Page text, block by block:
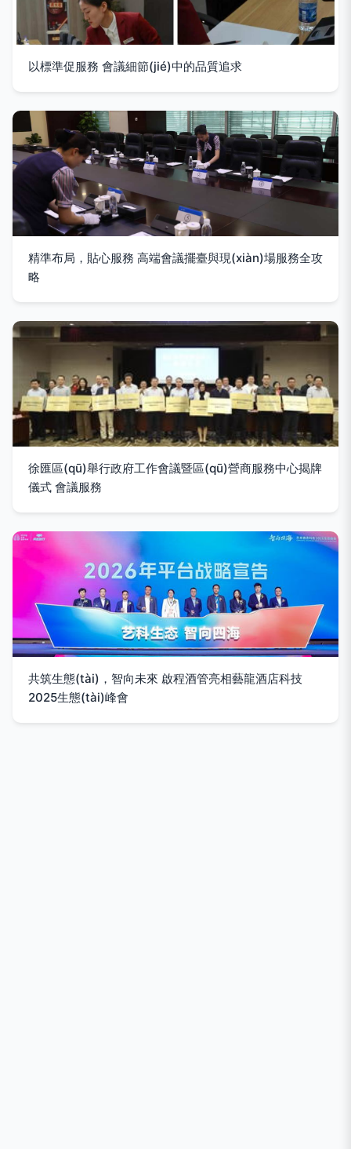
以標準促服務 會議細節(jié)中的品質追求
精準布局，貼心服務 高端會議擺臺與現(xiàn)場服務全攻
略
徐匯區(qū)舉行政府工作會議暨區(qū)營商服務中心揭牌
儀式 會議服務
共筑生態(tài)，智向未來 啟程酒管亮相藝龍酒店科技
2025生態(tài)峰會